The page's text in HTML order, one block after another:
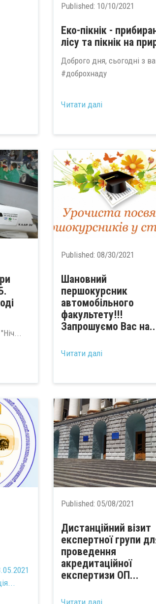
Published: 10/10/2021
Еко-пікнік -
лісу та пікнік на
Доброго дня, сьогодні з
#доброхнаду
Читати далі
Published: 08/30/2021
Шановний
першокурсник
автомобільного
факультету!!!
Запрошуємо Вас
Читати далі
Published: 05/08/2021
Дистанційний візит
експертної групи
проведення
акредитаційної
експертизи ОП...
Читати далі